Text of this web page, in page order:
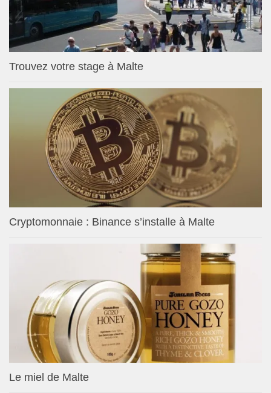
Trouvez votre stage à Malte
Cryptomonnaie : Binance s’installe à Malte
Le miel de Malte